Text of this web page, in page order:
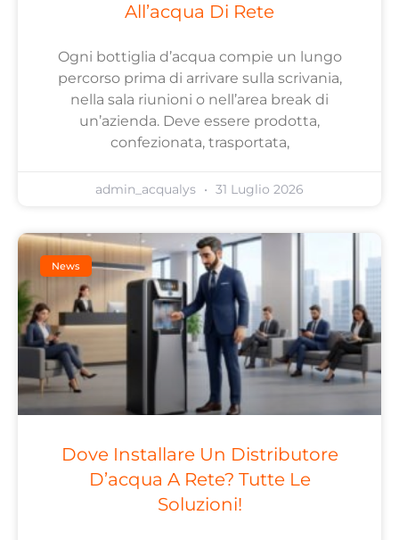
All’acqua Di Rete
Ogni bottiglia d’acqua compie un lungo
percorso prima di arrivare sulla scrivania,
nella sala riunioni o nell’area break di
un’azienda. Deve essere prodotta,
confezionata, trasportata,
admin_acqualys 31 Luglio 2026
News
Dove Installare Un Distributore
D’acqua A Rete? Tutte Le
Soluzioni!